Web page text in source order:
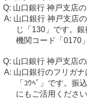
山口銀行 神戸支店
山口銀行 神戸支店
じ「130」です。
機関コード「0170
山口銀行 神戸支店
山口銀行のフリガ
「ｺｳﾍﾞ」です。振
にもご活用ください